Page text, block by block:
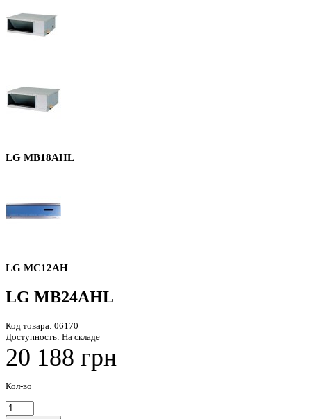
LG MB18AHL
LG MC12AH
LG MB24AHL
Код товара: 06170
Доступность: На складе
20 188 грн
Кол-во